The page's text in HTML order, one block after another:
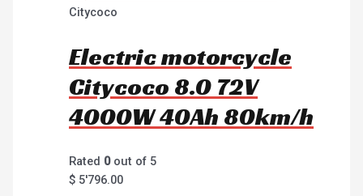
Citycoco
Electric motorcycle
Citycoco 8.0 72V
4000W 40Ah 80km/h
Rated 0out of 5
$ 5'796.00